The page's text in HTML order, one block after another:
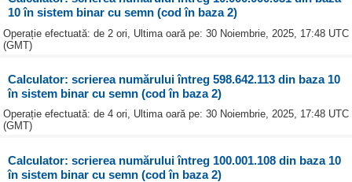
10 în sistem binar cu semn (cod în baza 2)
Operație efectuată: de 2 ori, Ultima oară pe: 30 Noiembrie, 2025, 17:48 UTC
(GMT)
Calculator: scrierea numărului întreg 598.642.113 din baza 10
în sistem binar cu semn (cod în baza 2)
Operație efectuată: de 4 ori, Ultima oară pe: 30 Noiembrie, 2025, 17:48 UTC
(GMT)
Calculator: scrierea numărului întreg 100.001.108 din baza 10
în sistem binar cu semn (cod în baza 2)